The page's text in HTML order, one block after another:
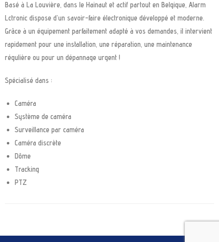
Basé à La Louvière, dans le Hainaut et actif partout en Belgique, Alarm
Lctronic dispose d’un savoir-faire électronique développé et moderne.
Grâce à un équipement parfaitement adapté à vos demandes, il intervient
rapidement pour une installation, une réparation, une maintenance
régulière ou pour un dépannage urgent !
Spécialisé dans :
Caméra
Système de caméra
Surveillance par caméra
Caméra discrète
Dôme
Tracking
PTZ